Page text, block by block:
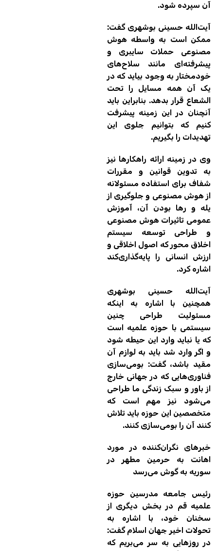
آن سپرده شود.
آیت‌الله حسینی بوشهری گفت:
ممکن است به واسطه‌ هوش
مصنوعی حملات سایبری و
پیشرفته‌ای مانند سلاح‌های
خودمختار به وجود بیاید که در
یک آن همه مسایل را تحت
الشعاع قرار بدهد. بنابراین باید
آنچنان در این زمینه پیشرفت
کنیم که بتوانیم جلوی این
تهدیدات را بگیریم.
وی در زمینه ارائه راهکارها نیز
به تدوین قوانین و مقررات
شفاف برای استفاده مسئولانه
از هوش مصنوعی و جلوگیری از
یله و رها بودن آن، آموزش
عمومی تاثیرات هوش مصنوعی
و طراحی توسعه سیستم
اخلاق محور که اصول اخلاقی و
ارزش انسانی را پایه‌گذاری‌کند
اشاره کرد.
آیت‌الله حسینی بوشهری
همچنین با اشاره به اینکه
مسئولیت طراحی چنین
سیستمی با حوزه علمیه است
که یا نباید وارد این حیطه شود
و اگر وارد شد باید به لوازم آن
مقید باشد، گفت: بومی‌سازی
فناوری‌هایی که در جهانی خارج
از باور و سبک زندگی ما طراحی
می‌شود نیز مهم است که
متخصصین این حوزه باید تلاش
کنند آن را بومی‌سازی کنند.
خبرهای نگران‌کننده در مورد
اهانت به حرمین مطهر در
سوریه به گوش می‌رسد
رئیس جامعه مدرسین حوزه
علمیه قم در بخش دیگری از
سخنان خود، با اشاره به
تحولات اخیر جهان اسلام گفت:
در روزهایی به سر می‌بریم که